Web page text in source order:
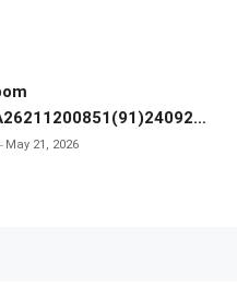
Madagascar Centella
May 21, 2026